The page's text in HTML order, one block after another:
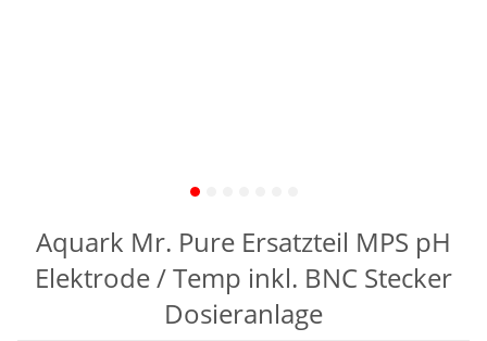
Aquark Mr. Pure Ersatzteil MPS pH
Elektrode / Temp inkl. BNC Stecker
Dosieranlage